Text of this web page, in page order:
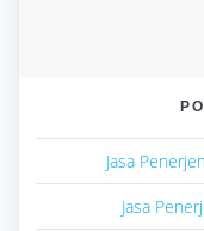
Jasa
Jasa